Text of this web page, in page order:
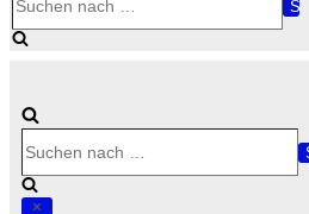
nach …
nach …